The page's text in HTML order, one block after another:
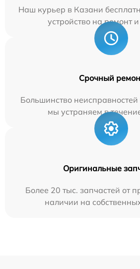
Наш курьер в Казани
устройство на ремонт
Срочный
Большинство
мы устраняем в
Оригинальные
Более 20 тыс. запчастей от
наличии на